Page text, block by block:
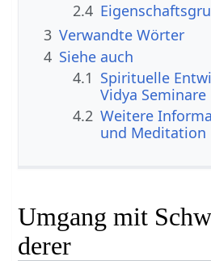
2.4
3 Verwandte Wörter
4 Siehe auch
4.1 Spirituelle
Vidya Seminare
4.2 Weitere
und Meditation
Umgang mit
derer